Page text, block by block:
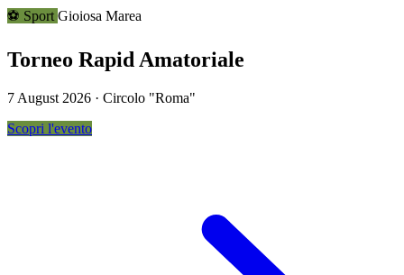
⚽ Sport Gioiosa Marea
Torneo Rapid Amatoriale
7 August 2026 · Circolo "Roma"
Scopri l'evento